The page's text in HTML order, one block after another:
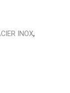
INOX,